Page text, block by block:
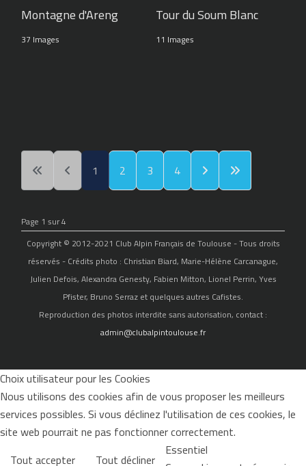
Montagne d'Areng
37 Images
Tour du Soum Blanc
11 Images
1 2 3 4
Page 1 sur 4
Copyright © 2012-2021 Club Alpin Français de Toulouse - Tous droits
réservés - Crédits photo : Christian Biard, Marie-Hélène Carcanague,
Julien Defois, Alexandra Genesty, Fabien Mitton, Lionel Perrin, Yves
Pfister, Bruno Serraz et quelques autres Cafistes.
Reproduction des photos interdite sans autorisation, contact :
admin@clubalpintoulouse.fr
Choix utilisateur pour les Cookies
Nous utilisons des cookies afin de vous proposer les meilleurs
services possibles. Si vous déclinez l'utilisation de ces cookies, le
site web pourrait ne pas fonctionner correctement.
Tout accepter
Tout décliner Essentiel